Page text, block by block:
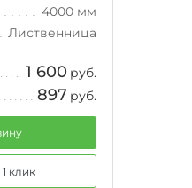
4000 мм
Лиственница
1 600 руб.
897 руб.
клик